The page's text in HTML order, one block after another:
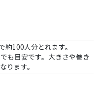
約100人分とれます。
も目安です。大きさや巻き
ります。